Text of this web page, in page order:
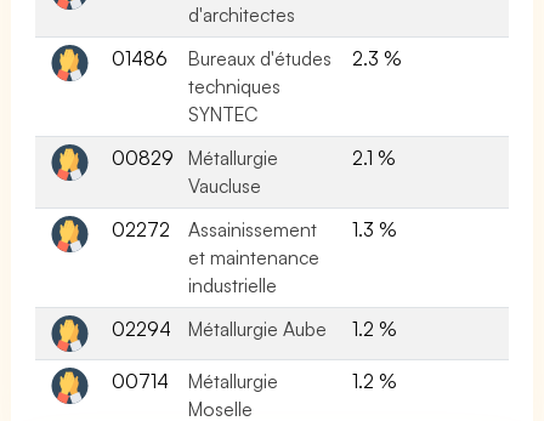
d'architectes
01486
Bureaux d'études
techniques
SYNTEC
2.3 %
00829
Métallurgie
Vaucluse
2.1 %
02272
Assainissement
et maintenance
industrielle
1.3 %
02294 Métallurgie Aube 1.2 %
00714
Métallurgie
Moselle
1.2 %